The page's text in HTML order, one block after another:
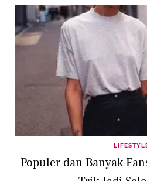
Populer dan Banyak